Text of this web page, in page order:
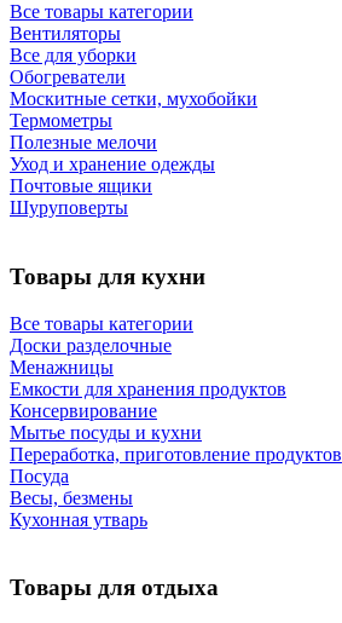
Все товары категории
Вентиляторы
Все для уборки
Обогреватели
Москитные сетки, мухобойки
Термометры
Полезные мелочи
Уход и хранение одежды
Почтовые ящики
Шуруповерты
Товары для кухни
Все товары категории
Доски разделочные
Менажницы
Емкости для хранения продуктов
Консервирование
Мытье посуды и кухни
Переработка, приготовление продуктов
Посуда
Весы, безмены
Кухонная утварь
Товары для отдыха